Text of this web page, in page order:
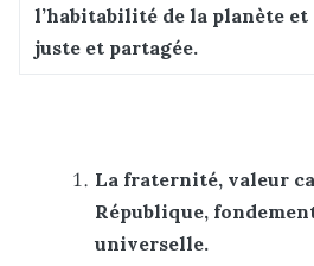
l’habitabilité de la planète et
juste et partagée.
La fraternité, valeur
République,
universelle.